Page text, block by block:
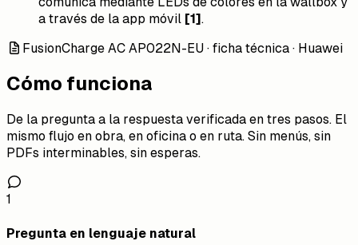
a través de la app móvil [1].
FusionCharge AC AP022N-EU · ficha técnica · Huawei
Cómo funciona
De la pregunta a la respuesta verificada en tres pasos. El
mismo flujo en obra, en oficina o en ruta. Sin menús, sin
PDFs interminables, sin esperas.
1
Pregunta en lenguaje natural